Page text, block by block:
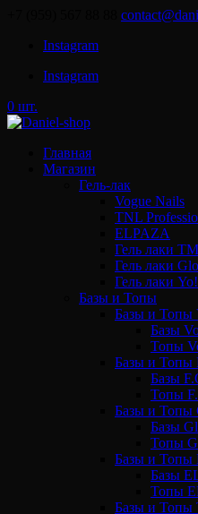
Instagram
Instagram
0 шт.
Главная
Магазин
Гель-лак
Vogue Nails
TNL
ELPAZA
Гель лаки
Гель лаки
Гель лаки
Базы и Топы
Базы и Топы
Базы
Топы
Базы и Топы
Базы
Топы
Базы и Топы
Базы
Топы
Базы и Топы
Базы
Топы
Базы и Топы